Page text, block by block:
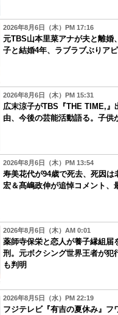
2026年8月6日（木）PM 17:16
元TBS山本里菜アナが夫と離
子と結婚4年、ラブラブぶりア
2026年8月6日（木）PM 15:31
広末涼子がTBS『THE TIME,』
由、今後の芸能活動語る。子
2026年8月6日（木）PM 13:54
寿美花代が94歳で死去、死因
宏＆髙嶋政伸が追悼コメント、
2026年8月6日（木）AM 0:01
薬師寺保栄と恋人が養子縁組届
刑。元ボクシング世界王者が犯
も判明
2026年8月5日（水）PM 22:19
フジテレビ『有吉の夏休み』フ